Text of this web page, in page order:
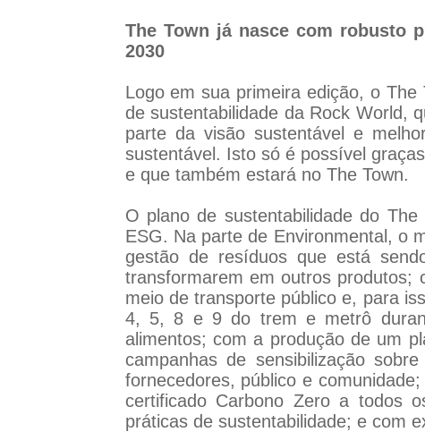
The Town já nasce com robusto
2030
Logo em sua primeira edição, o
de sustentabilidade da Rock World,
parte da visão sustentável e
sustentável. Isto só é possível
e que também estará no The Town.
O plano de sustentabilidade do
ESG. Na parte de Environmental, o
gestão de resíduos que está
transformarem em outros produtos;
meio de transporte público e, para
4, 5, 8 e 9 do trem e metrô
alimentos; com a produção de um
campanhas de sensibilização
fornecedores, público e
certificado Carbono Zero a todos
práticas de sustentabilidade; e com